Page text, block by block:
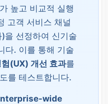
높고 비교적 실행
고객 서비스 채널
을 선정하여 신기술
다. 이를 통해 기술
(UX) 개선 효과를
를 테스트합니다.
wide